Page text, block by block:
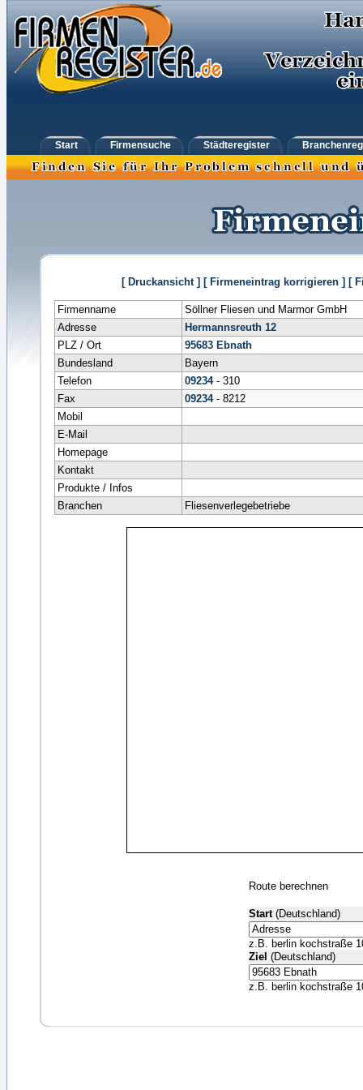
Start Firmensuche Städteregister
[ Druckansicht ] [ Firmeneintrag korrigieren ] [
Firmenname
Söllner Fliesen und Marmor GmbH
Adresse
Hermannsreuth 12
PLZ / Ort
95683 Ebnath
Bundesland
Bayern
Telefon
09234- 310
Fax
09234- 8212
Mobil
E-Mail
Homepage
Kontakt
Produkte / Infos
Branchen
Fliesenverlegebetriebe
Route berechnen
Start(Deutschland)
z.B. berlin kochstraße
Ziel (Deutschland)
z.B. berlin kochstraße